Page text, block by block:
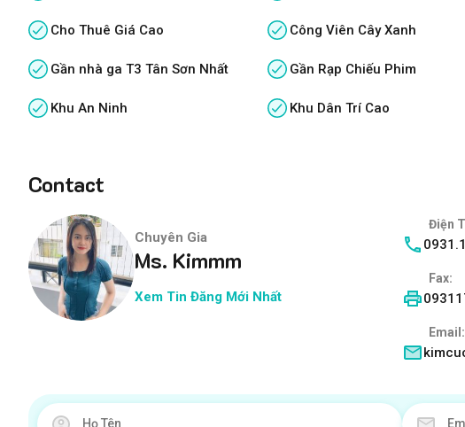
Cho Thuê Giá Cao Công Viên Cây Xanh
Gần nhà ga T3 Tân Sơn Nhất Gần Rạp Chiếu Phim
Khu An Ninh Khu Dân Trí Cao
Contact
Chuyên Gia
Ms. Kimmm
Xem Tin Đăng Mới Nhất
Điện
Fax:
Email: